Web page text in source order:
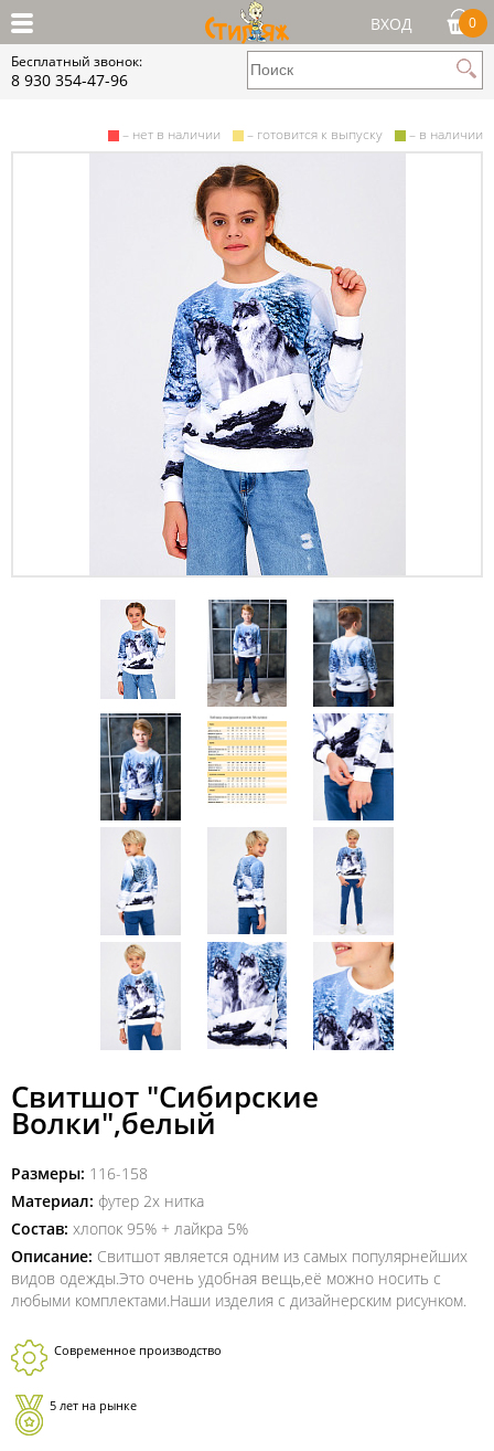
ВХОД 0
Бесплатный звонок:
8 930 354-47-96
– нет в наличии – готовится к выпуску – в наличии
Свитшот "Сибирские
Волки",белый
Размеры: 116-158
Материал: футер 2х нитка
Состав: хлопок 95% + лайкра 5%
Описание: Свитшот является одним из самых популярнейших
видов одежды.Это очень удобная вещь,её можно носить с
любыми комплектами.Наши изделия с дизайнерским рисунком.
Современное производство
5 лет на рынке